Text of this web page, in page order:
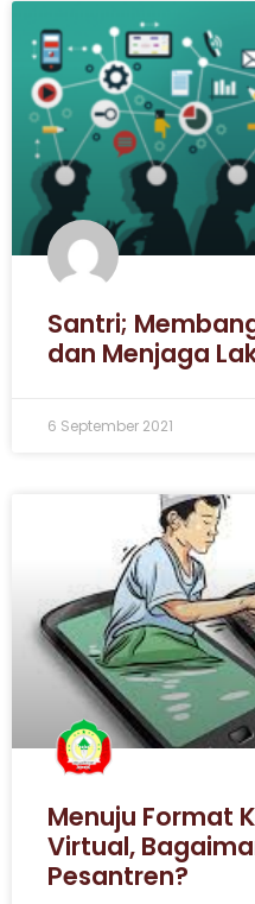
Santri;
dan Menjaga
6 September 2021
Menuju Format
Virtual,
Pesantren?